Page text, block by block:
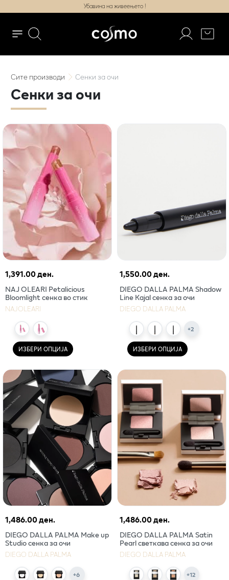
Убавина на живеењето !
Ситепроизводи Сенки за очи
Сенки за очи
1,391.00 ден.
NAJ OLEARI Petalicious
Bloomlight сенка во стик
NAJOLEARI
ИЗБЕРИ ОПЦИЈА
1,550.00 ден.
DIEGO DALLA PALMA Shadow
Line Kajal сенка за очи
DIEGO DALLA PALMA
+2
ИЗБЕРИ ОПЦИЈА
1,486.00 ден.
DIEGO DALLA PALMA Make up
Studio сенка за очи
DIEGO DALLA PALMA
+6
1,486.00 ден.
DIEGO DALLA PALMA Satin
Pearl светкава сенка за очи
DIEGO DALLA PALMA
+12